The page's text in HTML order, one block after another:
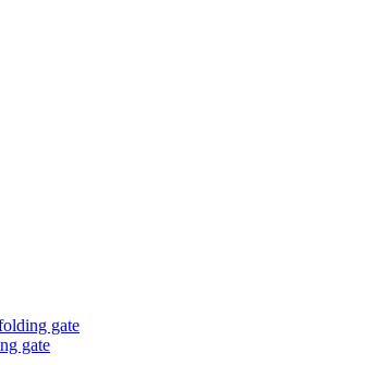
gate
gate